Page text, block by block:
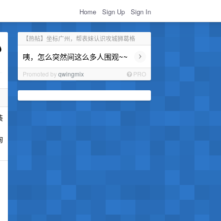
Home Sign Up Sign In
【热帖】坐标广州，帮表妹认识攻城狮葛格
咦，怎么突然间这么多人围观~~ ›
Promoted byqwingmix PRO